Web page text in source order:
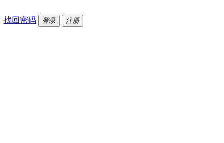
找回密码 登录 注册